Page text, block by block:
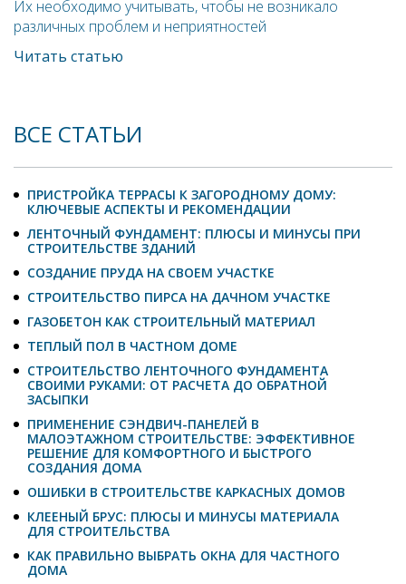
Их необходимо учитывать, чтобы не возникало
различных проблем и неприятностей
Читать статью
ВСЕ СТАТЬИ
ПРИСТРОЙКА ТЕРРАСЫ К ЗАГОРОДНОМУ ДОМУ:
КЛЮЧЕВЫЕ АСПЕКТЫ И РЕКОМЕНДАЦИИ
ЛЕНТОЧНЫЙ ФУНДАМЕНТ: ПЛЮСЫ И МИНУСЫ ПРИ
СТРОИТЕЛЬСТВЕ ЗДАНИЙ
СОЗДАНИЕ ПРУДА НА СВОЕМ УЧАСТКЕ
СТРОИТЕЛЬСТВО ПИРСА НА ДАЧНОМ УЧАСТКЕ
ГАЗОБЕТОН КАК СТРОИТЕЛЬНЫЙ МАТЕРИАЛ
ТЕПЛЫЙ ПОЛ В ЧАСТНОМ ДОМЕ
СТРОИТЕЛЬСТВО ЛЕНТОЧНОГО ФУНДАМЕНТА
СВОИМИ РУКАМИ: ОТ РАСЧЕТА ДО ОБРАТНОЙ
ЗАСЫПКИ
ПРИМЕНЕНИЕ СЭНДВИЧ-ПАНЕЛЕЙ В
МАЛОЭТАЖНОМ СТРОИТЕЛЬСТВЕ: ЭФФЕКТИВНОЕ
РЕШЕНИЕ ДЛЯ КОМФОРТНОГО И БЫСТРОГО
СОЗДАНИЯ ДОМА
ОШИБКИ В СТРОИТЕЛЬСТВЕ КАРКАСНЫХ ДОМОВ
КЛЕЕНЫЙ БРУС: ПЛЮСЫ И МИНУСЫ МАТЕРИАЛА
ДЛЯ СТРОИТЕЛЬСТВА
КАК ПРАВИЛЬНО ВЫБРАТЬ ОКНА ДЛЯ ЧАСТНОГО
ДОМА